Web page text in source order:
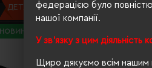
федерацією було
нашої компанії.
У зв'язку з цим діяльність
Щиро дякуємо всім нашим
ДЕТАЛЬНІШЕ...
НОВИНКА